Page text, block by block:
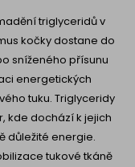
triglyceridů v
kočky dostane do
sníženého přísunu
energetických
tuku. Triglyceridy
kde dochází k jejich
důležité energie.
tukové tkáně